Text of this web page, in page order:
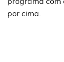
por cima.